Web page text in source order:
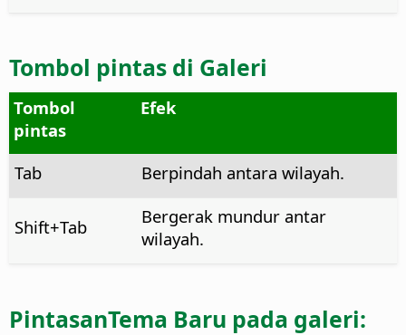
Tombol pintas di Galeri
Tombol
pintas
Efek
Tab Berpindah antara wilayah.
Shift+Tab
Bergerak mundur antar
wilayah.
PintasanTema Baru pada galeri: